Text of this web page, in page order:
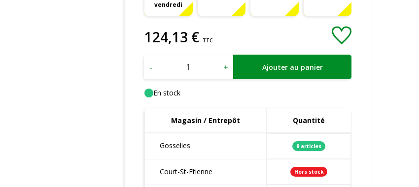
vendredi
124,13 € TTC
- + Ajouter au panier
En stock
Magasin / Entrepôt Quantité
Gosselies 8 articles
Court-St-Etienne Hors stock